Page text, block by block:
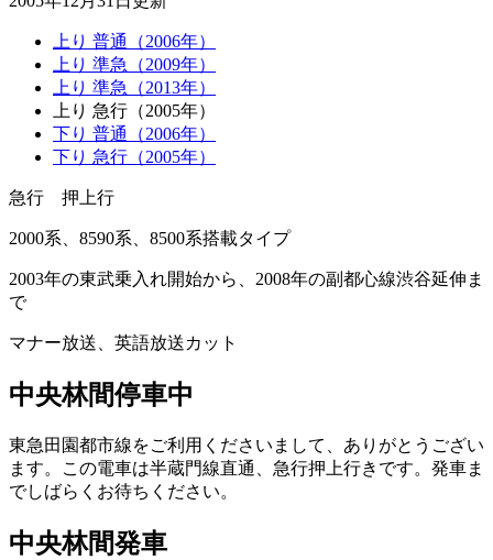
上り 普通（2006年）
上り 準急（2009年）
上り 準急（2013年）
上り 急行（2005年）
下り 普通（2006年）
下り 急行（2005年）
急行 押上行
2000系、8590系、8500系搭載タイプ
2003年の東武乗入れ開始から、2008年の副都心線渋谷延伸ま
で
マナー放送、英語放送カット
中央林間停車中
東急田園都市線をご利用くださいまして、ありがとうござい
ます。この電車は半蔵門線直通、急行押上行きです。発車ま
でしばらくお待ちください。
中央林間発車